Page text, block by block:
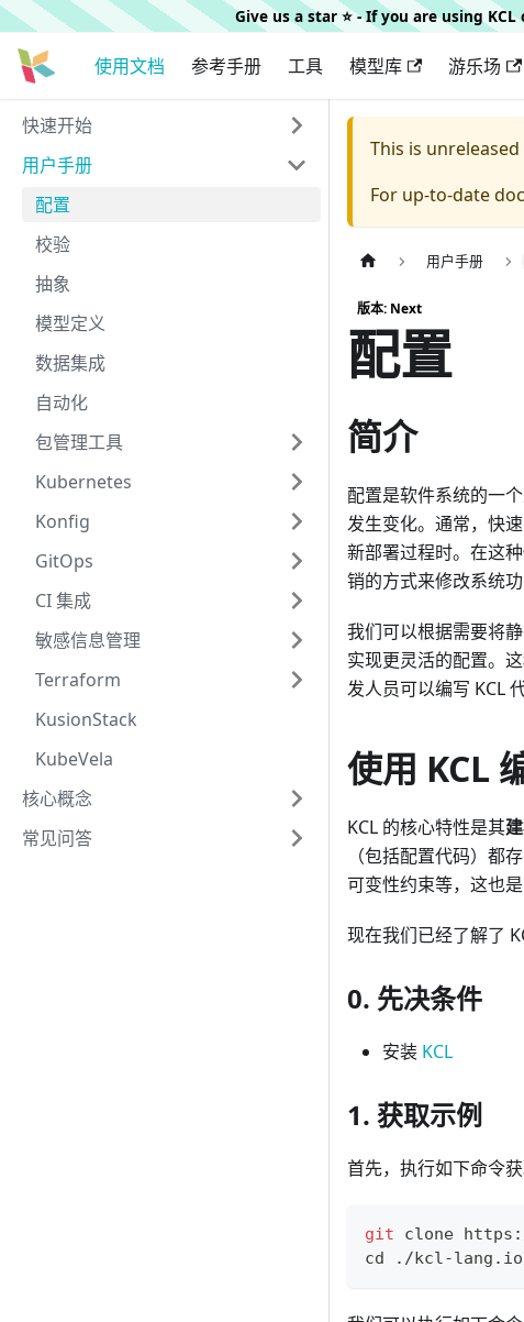
Give us a star ⭐️ - If you are using
使用文档 参考手册 工具 模型库 游乐场
快速开始
用户手册
配置
校验
抽象
模型定义
数据集成
自动化
包管理工具
Kubernetes
Konfig
GitOps
CI 集成
敏感信息管理
Terraform
KusionStack
KubeVela
核心概念
常见问答
This is
For up-to-date
用户手册
版本: Next
配置
简介
配置是软件系统的一
发生变化。通常，快
新部署过程时。在这
销的方式来修改系统功
我们可以根据需要将
实现更灵活的配置。
发人员可以编写 KCL
使用 KCL
KCL 的核心特性是其
（包括配置代码）都
可变性约束等，这也
现在我们已经了解了
0. 先决条件
安装 KCL
1. 获取示例
首先，执行如下命令
git clone
cd ./kcl-lang.io/